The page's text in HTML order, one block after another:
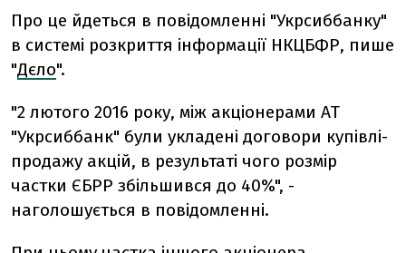
Про це йдеться в повідомленні "Укрсиббанку"
в системі розкриття інформації НКЦБФР, пише
"Дєло".
"2 лютого 2016 року, між акціонерами АТ
"Укрсиббанк" були укладені договори купівлі-
продажу акцій, в результаті чого розмір
частки ЄБРР збільшився до 40%", -
наголошується в повідомленні.